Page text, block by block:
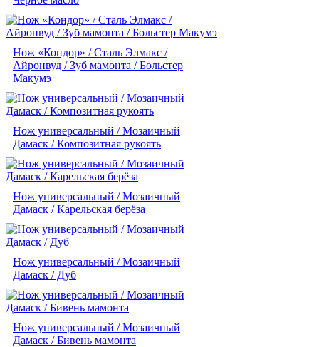
Нож «Кондор» / Сталь Элмакс /
Айронвуд / Зуб мамонта / Больстер
Макумэ
Нож универсальный / Мозаичный
Дамаск / Композитная рукоять
Нож универсальный / Мозаичный
Дамаск / Карельская берёза
Нож универсальный / Мозаичный
Дамаск / Дуб
Нож универсальный / Мозаичный
Дамаск / Бивень мамонта